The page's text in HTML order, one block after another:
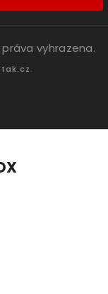
vyhrazena.